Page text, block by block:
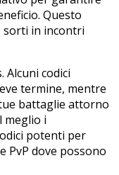
Questo
sorti in incontri
Alcuni codici
termine, mentre
battaglie attorno
meglio i
potenti per
PvP dove possono